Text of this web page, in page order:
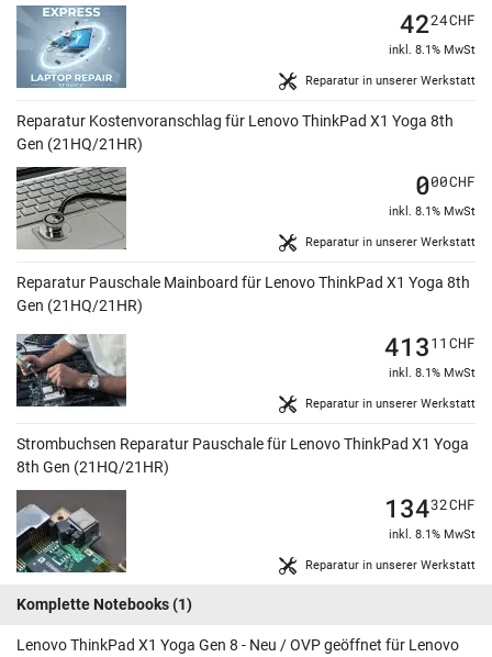
Reparatur in unserer Werkstatt
4224CHF
inkl. 8.1% MwSt
Reparatur Kostenvoranschlag für Lenovo ThinkPad X1 Yoga 8th
Gen (21HQ/21HR)
Reparatur in unserer Werkstatt
000CHF
inkl. 8.1% MwSt
Reparatur Pauschale Mainboard für Lenovo ThinkPad X1 Yoga 8th
Gen (21HQ/21HR)
Reparatur in unserer Werkstatt
41311 CHF
inkl. 8.1% MwSt
Strombuchsen Reparatur Pauschale für Lenovo ThinkPad X1 Yoga
8th Gen (21HQ/21HR)
Reparatur in unserer Werkstatt
13432CHF
inkl. 8.1% MwSt
Komplette Notebooks(1)
Lenovo ThinkPad X1 Yoga Gen 8 - Neu / OVP geöffnet für Lenovo